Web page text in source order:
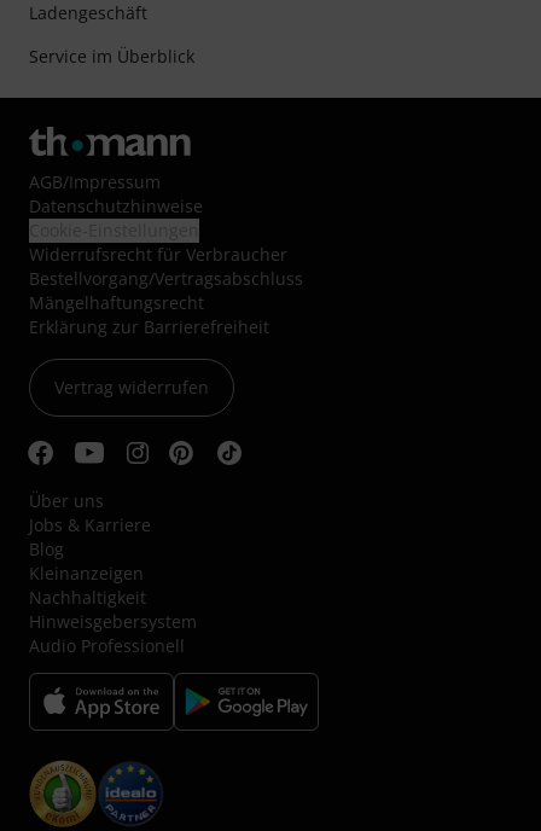
Ladengeschäft
Service im Überblick
AGB/Impressum
Datenschutzhinweise
Widerrufsrecht für Verbraucher
Bestellvorgang/Vertragsabschluss
Mängelhaftungsrecht
Erklärung zur Barrierefreiheit
Vertrag widerrufen
Über uns
Jobs & Karriere
Blog
Kleinanzeigen
Nachhaltigkeit
Hinweisgebersystem
Audio Professionell